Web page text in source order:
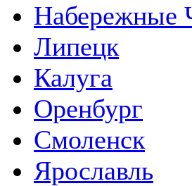
Набережные
Липецк
Калуга
Оренбург
Смоленск
Ярославль